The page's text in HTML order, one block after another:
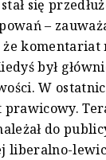
się
–
że
był
W
do
liberalno-